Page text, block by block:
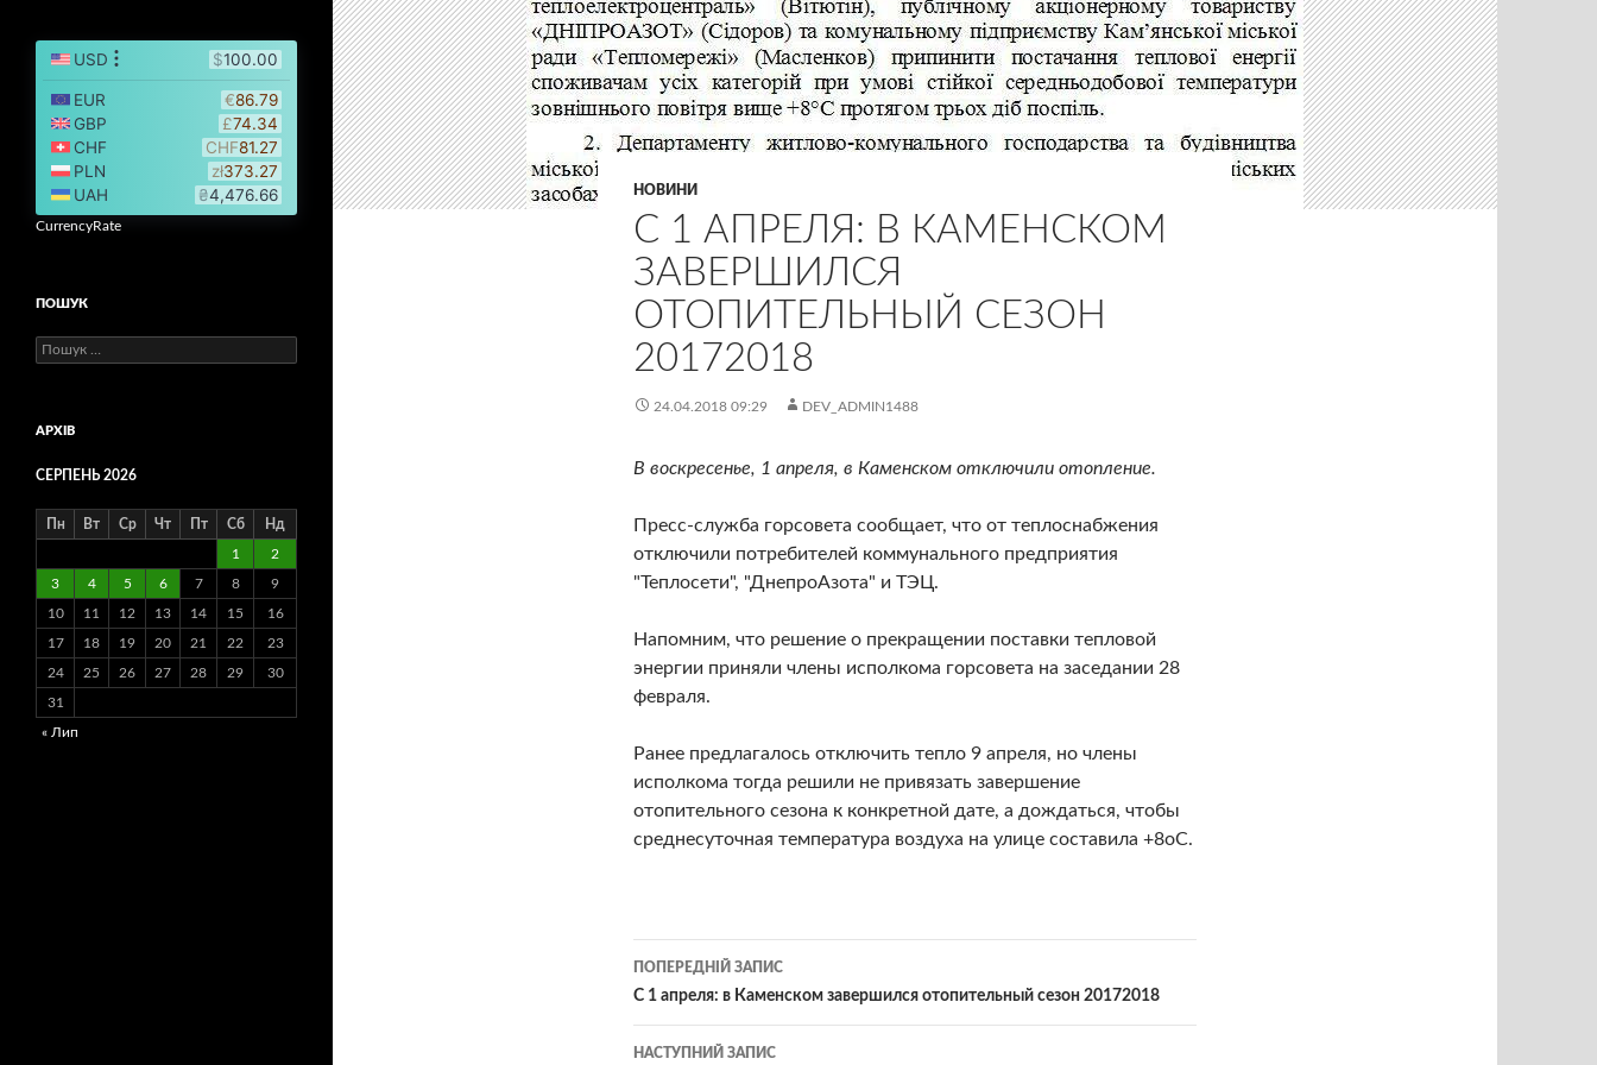
НОВИНИ
С 1 АПРЕЛЯ: В КАМЕНСКОМ
ЗАВЕРШИЛСЯ
ОТОПИТЕЛЬНЫЙ СЕЗОН
20172018
24.04.2018 09:29 DEV_ADMIN1488
В воскресенье, 1 апреля, в Каменском отключили отопление.
Пресс-служба горсовета сообщает, что от теплоснабжения
отключили потребителей коммунального предприятия
"Теплосети", "ДнепроАзота" и ТЭЦ.
Напомним, что решение о прекращении поставки тепловой
энергии приняли члены исполкома горсовета на заседании 28
февраля.
Ранее предлагалось отключить тепло 9 апреля, но члены
исполкома тогда решили не привязать завершение
отопительного сезона к конкретной дате, а дождаться, чтобы
среднесуточная температура воздуха на улице составила +8оС.
Навігація
по
записам
ПОПЕРЕДНІЙ ЗАПИС
С 1 апреля: в Каменском завершился отопительный сезон 20172018
НАСТУПНИЙ ЗАПИС
CurrencyRate
ПОШУК
Пошук:
АРХІВ
СЕРПЕНЬ 2026
Пн Вт Ср Чт Пт Сб Нд
1 2
3 4 5 6 7 8 9
10 11 12 13 14 15 16
17 18 19 20 21 22 23
24 25 26 27 28 29 30
31
« Лип